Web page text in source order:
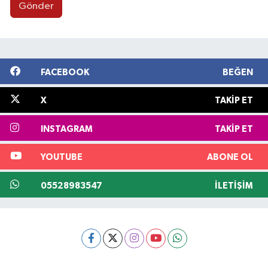
Gönder
FACEBOOK BEĞEN
X TAKIP ET
INSTAGRAM TAKIP ET
YOUTUBE ABONE OL
05528983547 İLETIŞIM